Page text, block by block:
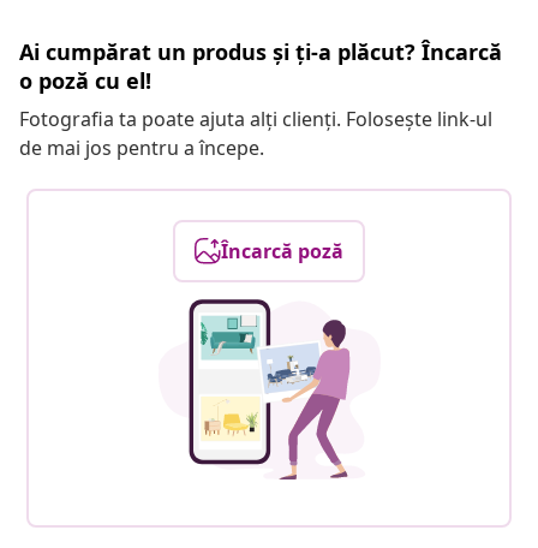
Ai cumpărat un produs și ți-a plăcut? Încarcă
o poză cu el!
Fotografia ta poate ajuta alți clienți. Folosește link-ul
de mai jos pentru a începe.
Încarcă poză